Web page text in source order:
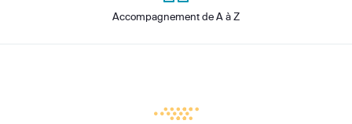
Accompagnement de A à Z